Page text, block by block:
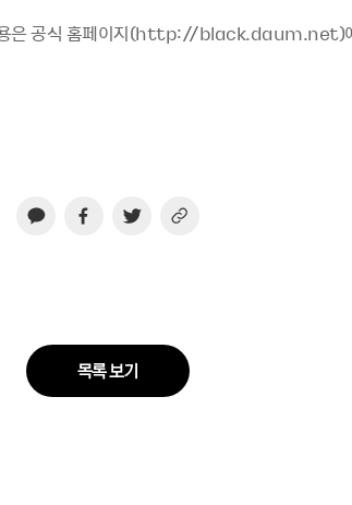
용은 공식 홈페이지(http://black.daum.net)
목록 보기